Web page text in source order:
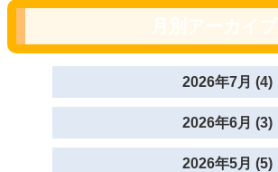
2026年7月 (4)
2026年6月 (3)
2026年5月 (5)